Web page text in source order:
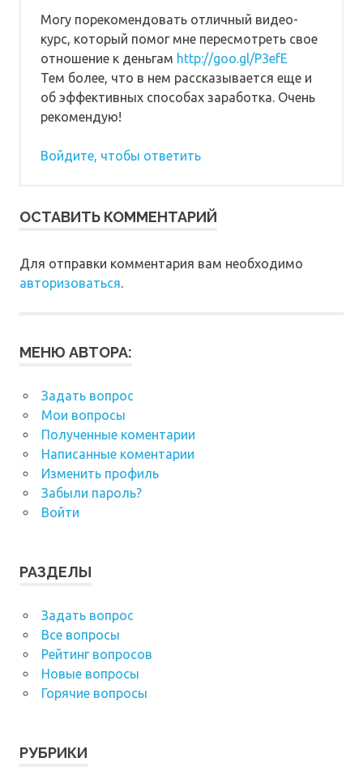
Могу порекомендовать отличный видео-
курс, который помог мне пересмотреть свое
отношение к деньгам http://goo.gl/P3efE
Тем более, что в нем рассказывается еще и
об эффективных способах заработка. Очень
рекомендую!
Войдите, чтобы ответить
ОСТАВИТЬ КОММЕНТАРИЙ
Для отправки комментария вам необходимо
авторизоваться.
МЕНЮ АВТОРА:
Задать вопрос
Мои вопросы
Полученные коментарии
Написанные коментарии
Изменить профиль
Забыли пароль?
Войти
РАЗДЕЛЫ
Задать вопрос
Все вопросы
Рейтинг вопросов
Новые вопросы
Горячие вопросы
РУБРИКИ